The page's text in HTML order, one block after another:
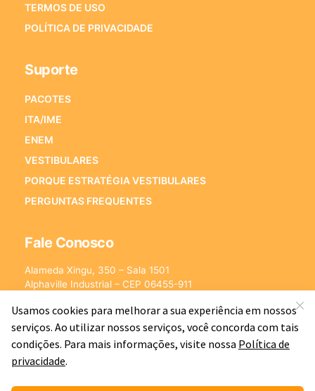
TERMOS DE USO
POLÍTICA DE PRIVACIDADE
Suporte
PACOTES
ITA/IME
ENEM
VESTIBULARES
PORQUE ESTRATÉGIA VESTIBULARES
PERGUNTAS FREQUENTES
Fale Conosco
Alameda Xingu, 350 – Sala 1501
Alphaville Industrial – CEP 06455-911
E-mail:[email protected]
©2026 - Estratégia Vestibulares - Cursos Online para Vestibulares.